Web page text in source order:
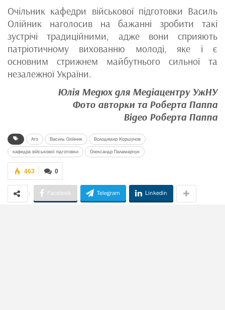
Очільник кафедри військової підготовки Василь
Олійник наголосив на бажанні зробити такі
зустрічі традиційними, адже вони сприяють
патріотичному вихованню молоді, яке і є
основним стрижнем майбутнього сильної та
незалежної України.
Юлія Медюх для Медіацентру УжНУ
Фото авторки та Роберта Паппа
Відео Роберта Паппа
Ато Василь Олійник Володимир Коршунов
кафедра військової підготовки Олександр Паламарчук
0
463
Facebook Telegram Linkedin